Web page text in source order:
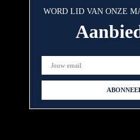
WORD LID VAN ONZE